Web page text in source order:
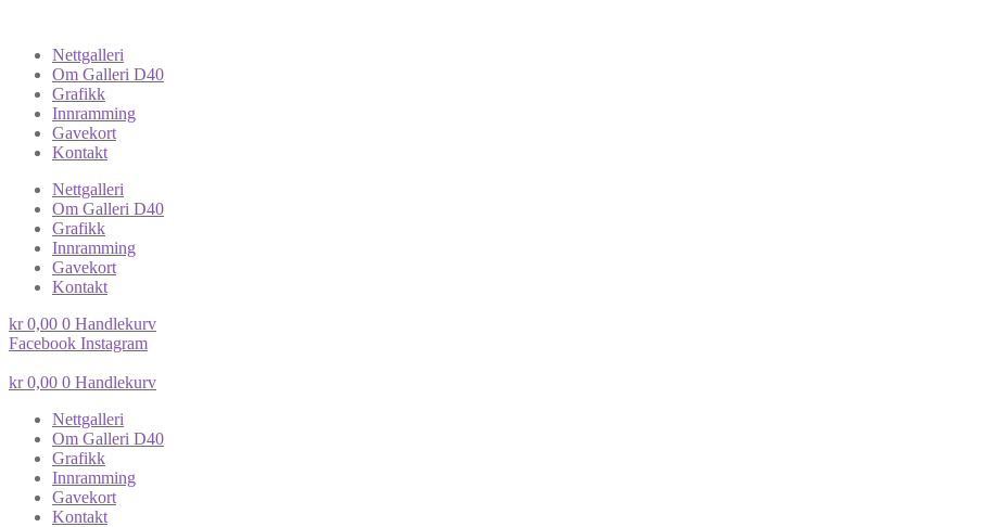
Nettgalleri
Om Galleri D40
Grafikk
Innramming
Gavekort
Kontakt
Nettgalleri
Om Galleri D40
Grafikk
Innramming
Gavekort
Kontakt
kr0,00 0 Handlekurv
Facebook Instagram
kr0,00 0 Handlekurv
Nettgalleri
Om Galleri D40
Grafikk
Innramming
Gavekort
Kontakt